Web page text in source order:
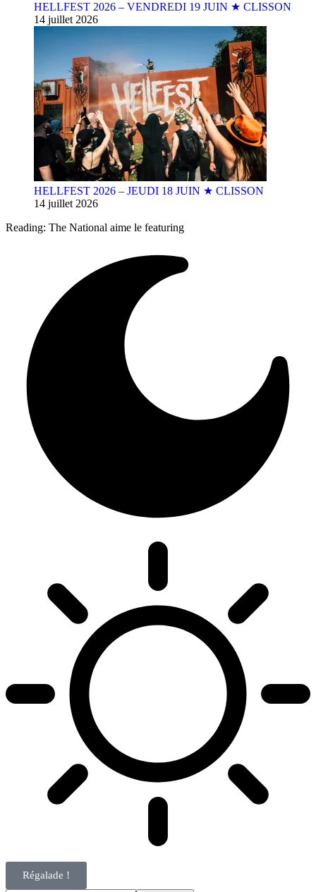
HELLFEST 2026 – VENDREDI 19 JUIN ★ CLISSON
14 juillet 2026
HELLFEST 2026 – JEUDI 18 JUIN ★ CLISSON
14 juillet 2026
Reading: The National aime le featuring
Régalade !